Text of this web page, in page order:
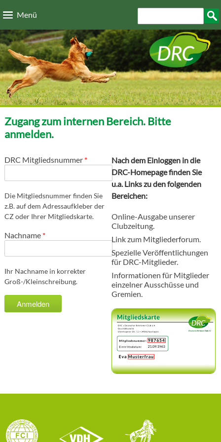
Menü
Zugang zum internen Bereich. Bitte
anmelden.
DRC Mitgliedsnummer *
Die Mitgliedsnummer finden Sie
z.B. auf dem Adressaufkleber der
CZ oder Ihrer Mitgliedskarte.
Nachname *
Ihr Nachname in korrekter
Groß-/Kleinschreibung.
Nach dem Einloggen in die
DRC-Homepage finden Sie
u.a. Links zu den folgenden
Bereichen:
Online-Ausgabe unserer
Clubzeitung.
Link zum Mitgliederforum.
Spezielle Veröffentlichungen
für DRC-Mitglieder.
Informationen für Mitglieder
einzelner Ausschüsse und
Gremien.